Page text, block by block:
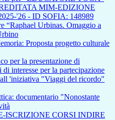
MIM-EDIZIONE
'26 - ID SOFIA: 148989
“Raphael Urbinas. Omaggio a
Proposta progetto culturale
per la presentazione di
di interesse per la partecipazione
'iniziativa "Viaggi del ricordo"
documentario "Nonostante
ISCRIZIONE CORSI INDIRE